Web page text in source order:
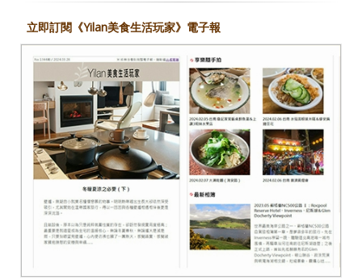
立即訂閱《Yilan美食生活玩家》電子報